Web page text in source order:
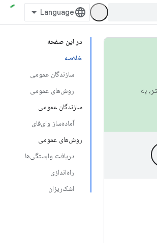
در این صفحه
خلاصه
سازندگان عمومی
روش‌های عمومی
سازندگان عمومی
آماده‌ساز وای‌فای
روش‌های عمومی
دریافت وابستگی‌ها
راه‌اندازی
اشک‌ریزان